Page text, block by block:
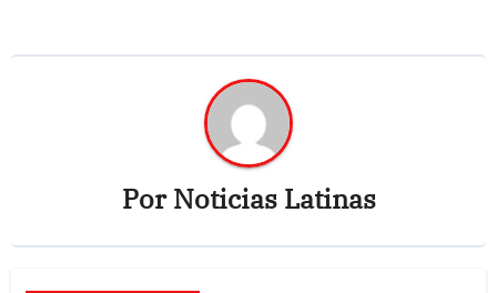
PorNoticias Latinas